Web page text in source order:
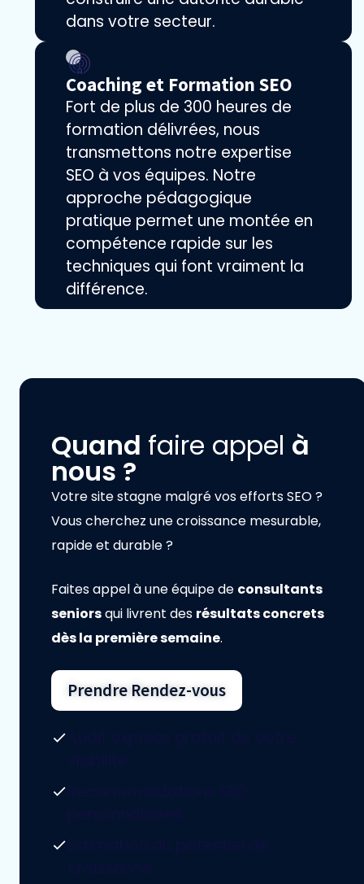
dans votre secteur.
Coaching et Formation SEO
Fort de plus de 300 heures de
formation délivrées, nous
transmettons notre expertise
SEO à vos équipes. Notre
approche pédagogique
pratique permet une montée en
compétence rapide sur les
techniques qui font vraiment la
différence.
Quand faire appel à
nous ?
Votre site stagne malgré vos efforts SEO ?
Vous cherchez une croissance mesurable,
rapide et durable ?
Faites appel à une équipe de consultants
seniorsqui livrent des résultats concrets
dès la première semaine.
Prendre Rendez-vous